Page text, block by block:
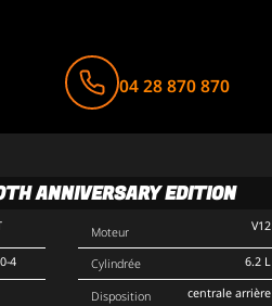
04 28 870 870
ANNIVERSARY EDITION
4
Moteur
Cylindrée
Disposition
V12
6.2 L
centrale arrière